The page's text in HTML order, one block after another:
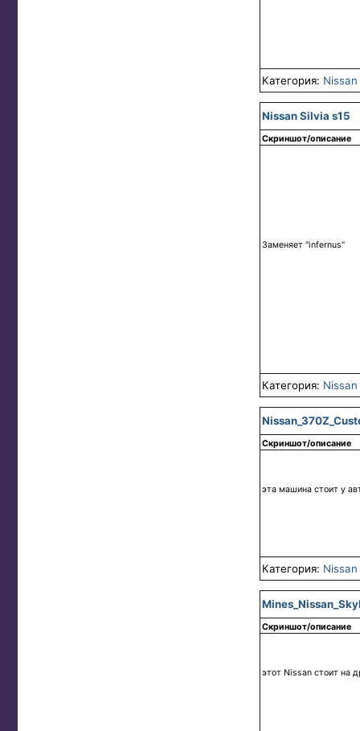
Категория: Nissan
Nissan Silvia s15
Скриншот/описание
Заменяет "infernus"
Категория: Nissan
Скриншот/описание
эта машина стоит у
Категория: Nissan
Скриншот/описание
этот Nissan стоит на